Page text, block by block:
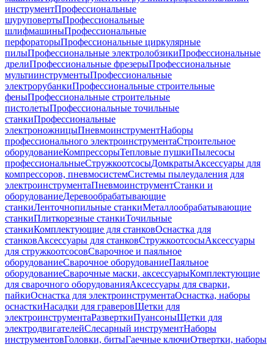
инструментПрофессиональные
шуруповертыПрофессиональные
шлифмашиныПрофессиональные
перфораторыПрофессиональные циркулярные
пилыПрофессиональные электролобзикиПрофессиональные
дрелиПрофессиональные фрезерыПрофессиональные
мультиинструментыПрофессиональные
электрорубанкиПрофессиональные строительные
феныПрофессиональные строительные
пистолетыПрофессиональные точильные
станкиПрофессиональные
электроножницыПневмоинструментНаборы
профессионального электроинструментаСтроительное
оборудованиеКомпрессорыТепловые пушкиПылесосы
профессиональныеСтружкоотсосыДомкратыАксессуары для
компрессоров, пневмосистемСистемы пылеудаления для
электроинструментаПневмоинструментСтанки и
оборудованиеДеревообрабатывающие
станкиЛенточнопильные станкиМеталлообрабатывающие
станкиПлиткорезные станкиТочильные
станкиКомплектующие для станковОснастка для
станковАксессуары для станковСтружкоотсосыАксессуары
для стружкоотсосовСварочное и паяльное
оборудованиеСварочное оборудованиеПаяльное
оборудованиеСварочные маски, аксессуарыКомплектующие
для сварочного оборудованияАксессуары для сварки,
пайкиОснастка для электроинструментаОснастка, наборы
оснасткиНасадки для граверовЩетки для
электроинструментаРазверткиПуансоныЩетки для
электродвигателейСлесарный инструментНаборы
инструментовГоловки, битыГаечные ключиОтвертки, наборы